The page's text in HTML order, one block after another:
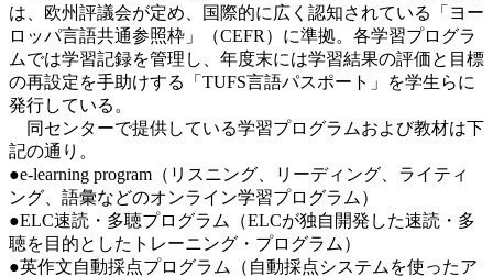
は、欧州評議会が定め、国際的に広く認知されている「ヨー
ロッパ言語共通参照枠」（CEFR）に準拠。各学習プログラ
ムでは学習記録を管理し、年度末には学習結果の評価と目標
の再設定を手助けする「TUFS言語パスポート」を学生らに
発行している。
同センターで提供している学習プログラムおよび教材は下
記の通り。
●e-learning program（リスニング、リーディング、ライティ
ング、語彙などのオンライン学習プログラム）
●ELC速読・多聴プログラム（ELCが独自開発した速読・多
聴を目的としたトレーニング・プログラム）
●英作文自動採点プログラム（自動採点システムを使ったア